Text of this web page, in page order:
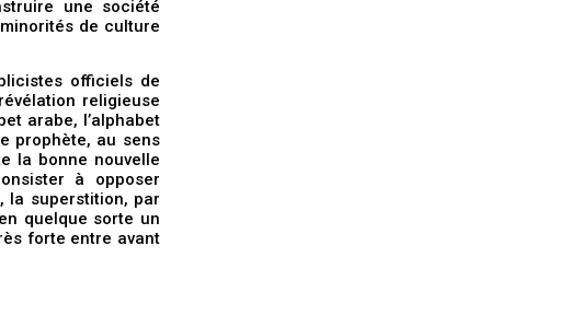
une société
de culture
officiels de
religieuse
arabe, l’alphabet
prophète, au sens
la bonne nouvelle
à opposer
la superstition, par
quelque sorte un
forte entre avant